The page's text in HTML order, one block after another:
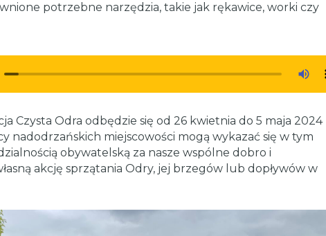
potrzebne narzędzia, takie jak rękawice, worki czy
Czysta Odra odbędzie się od 26 kwietnia do 5 maja 2024
nadodrzańskich miejscowości mogą wykazać się w tym
obywatelską za nasze wspólne dobro i
akcję sprzątania Odry, jej brzegów lub dopływów w